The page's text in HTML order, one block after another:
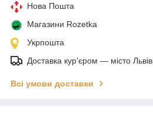
Нова Пошта
Магазини Rozetka
Укрпошта
Доставка кур'єром — місто Львів
Всі умови доставки